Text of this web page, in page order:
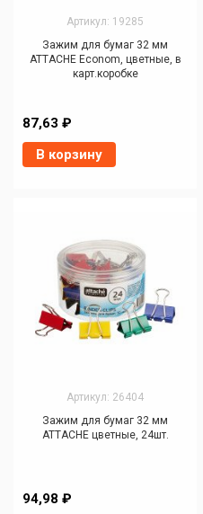
Артикул: 19285
Зажим для бумаг 32 мм
ATTACHE Econom, цветные, в
карт.коробке
87,63 ₽
В корзину
Артикул: 26404
Зажим для бумаг 32 мм
ATTACHE цветные, 24шт.
94,98 ₽